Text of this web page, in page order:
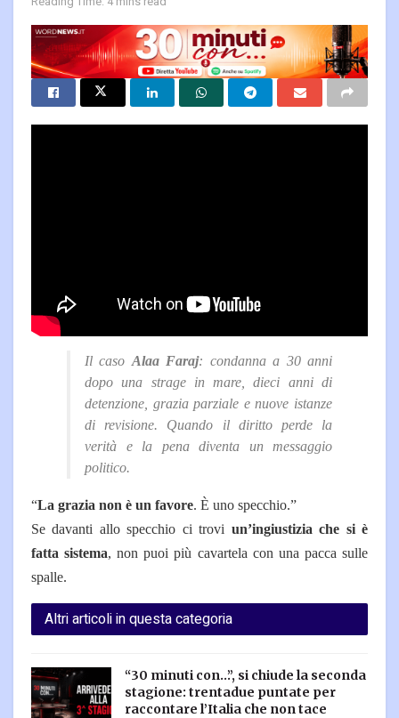
Il caso Alaa Faraj: condanna a 30 anni
dopo una strage in mare, dieci anni di
detenzione, grazia parziale e nuove istanze
di revisione. Quando il diritto perde la
verità e la pena diventa un messaggio
politico.
“La grazia non è un favore. È uno specchio.”
Se davanti allo specchio ci trovi un’ingiustizia che si è
fatta sistema, non puoi più cavartela con una pacca sulle
spalle.
Altri articoli in questa categoria
“30 minuti con…”, si chiude la seconda
stagione: trentadue puntate per
raccontare l’Italia che non tace